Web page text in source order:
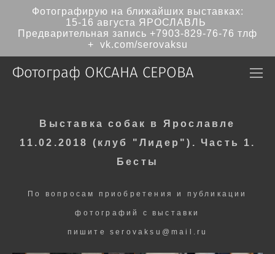
Фотографирую на ближайших выставках:
15-16 августа ЯРОСЛАВЛЬ
Предварительная запись +7903-829-76-76 тлф
+ vk.com/serovaksu
Фотограф ОКСАНА СЕРОВА
Выставка собак в Ярославле
11.02.2018 (клуб "Лидер"). Часть 1.
Бесты
По вопросам приобретения и публикации
фотографий с выставки
пишите serovaksu@mail.ru